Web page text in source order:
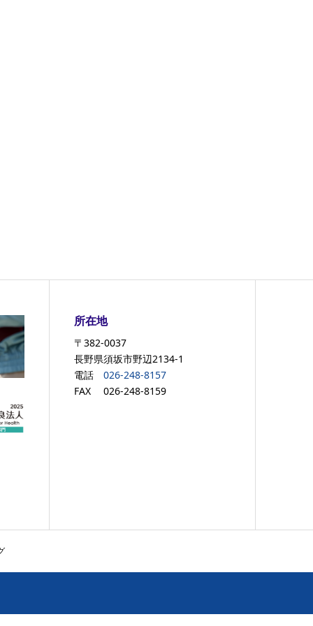
所在地
〒382-0037
長野県須坂市野辺2134-1
電話026-248-8157
FAX 026-248-8159